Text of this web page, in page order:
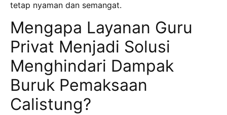
tetap nyaman dan semangat.
Mengapa Layanan Guru
Privat Menjadi Solusi
Menghindari Dampak
Buruk Pemaksaan
Calistung?